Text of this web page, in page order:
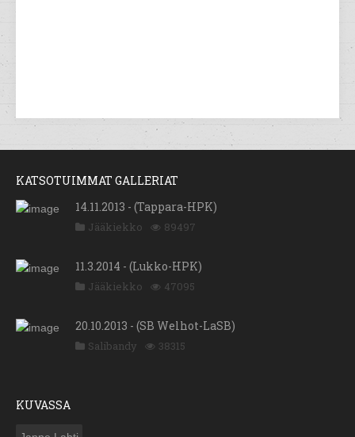
KATSOTUIMMAT GALLERIAT
14.11.2013 - (Tappara-HPK)
Jääkiekko 89497
11.3.2014 - (Lukko-HPK)
Jääkiekko 47095
20.10.2013 - (SB Welhot-LaSB)
Salibandy 38315
KUVASSA